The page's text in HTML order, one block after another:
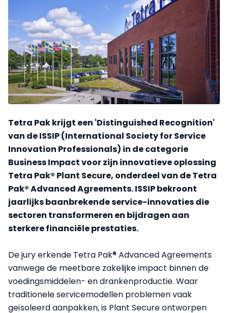
Tetra Pak krijgt een 'Distinguished Recognition'
van de ISSIP (International Society for Service
Innovation Professionals) in de categorie
Business Impact voor zijn innovatieve oplossing
Tetra Pak® Plant Secure, onderdeel van de Tetra
Pak® Advanced Agreements. ISSIP bekroont
jaarlijks baanbrekende service-innovaties die
sectoren transformeren en bijdragen aan
sterkere financiële prestaties.
De jury erkende Tetra Pak® Advanced Agreements
vanwege de meetbare zakelijke impact binnen de
voedingsmiddelen- en drankenproductie. Waar
traditionele servicemodellen problemen vaak
geïsoleerd aanpakken, is Plant Secure ontworpen